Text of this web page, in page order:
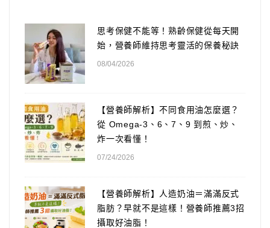
思考保健不能等！熟齡保健從每天開
始，營養師維持思考靈活的保養秘訣
08/04/2026
【營養師解析】不同食用油怎麼選？
從 Omega-3、6、7、9 到煎、炒、
炸一次看懂！
07/24/2026
【營養師解析】人造奶油＝滿滿反式
脂肪？早就不是這樣！營養師推薦3招
攝取好油脂！